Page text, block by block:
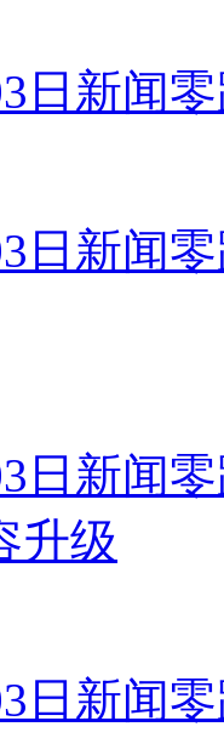
日新闻
日新闻
日新闻
升级
日新闻